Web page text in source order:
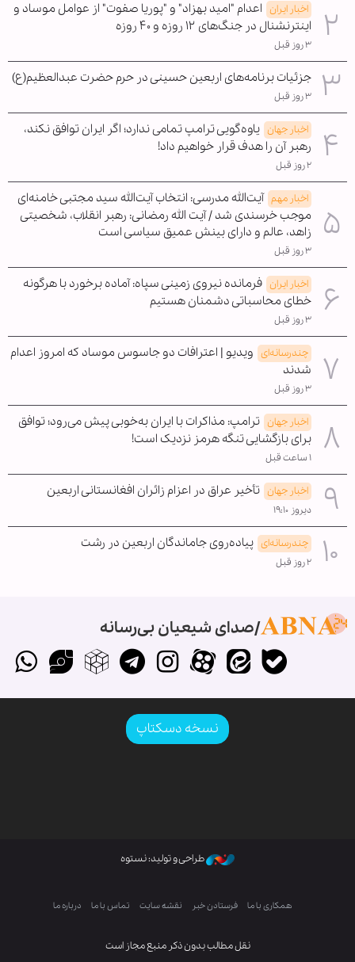
اخبار ایران اعدام "امید بهزاد" و "پوریا صفوت" از عوامل موساد و
اینترنشنال در جنگ‌های ۱۲ روزه و ۴۰ روزه
۳ روز قبل
جزئیات برنامه‌های اربعین حسینی در حرم حضرت عبدالعظیم(ع)
۳ روز قبل
اخبار جهان یاوه‌گویی ترامپ تمامی ندارد؛ اگر ایران توافق نکند،
رهبر آن را هدف قرار خواهیم داد!
۲ روز قبل
اخبار مهم آیت‌الله مدرسی: انتخاب آیت‌الله سید مجتبی خامنه‌ای
موجب خرسندی شد / آیت الله رمضانی: رهبر انقلاب، شخصیتی
زاهد، عالم و دارای بینش عمیق سیاسی است
۳ روز قبل
اخبار ایران فرمانده نیروی زمینی سپاه: آماده برخورد با هرگونه
خطای محاسباتی دشمنان هستیم
۳ روز قبل
چندرسانه‌ای ویدیو | اعترافات دو جاسوس موساد که امروز اعدام
شدند
۳ روز قبل
اخبار جهان ترامپ: مذاکرات با ایران به‌خوبی پیش می‌رود؛ توافق
برای بازگشایی تنگه هرمز نزدیک است!
۱ ساعت قبل
اخبار جهان تأخیر عراق در اعزام زائران افغانستانی اربعین
دیروز ۱۹:۱۰
چندرسانه‌ای پیاده‌روی جاماندگان اربعین در رشت
۲ روز قبل
صدای شیعیان بی‌رسانه
نسخه دسکتاپ
نقل مطالب بدون ذکر منبع مجاز است
طراحی و تولید: نستوه
همکاری با ما فرستادن خبر نقشه سایت تماس با ما درباره ما